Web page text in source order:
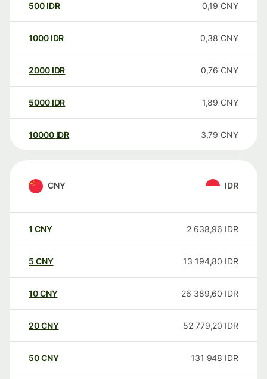
500 IDR 0,19 CNY
1000 IDR 0,38 CNY
2000 IDR 0,76 CNY
5000 IDR 1,89 CNY
10000 IDR 3,79 CNY
CNY IDR
1 CNY 2 638,96 IDR
5 CNY 13 194,80 IDR
10CNY 26 389,60 IDR
20CNY 52 779,20 IDR
50CNY 131 948 IDR